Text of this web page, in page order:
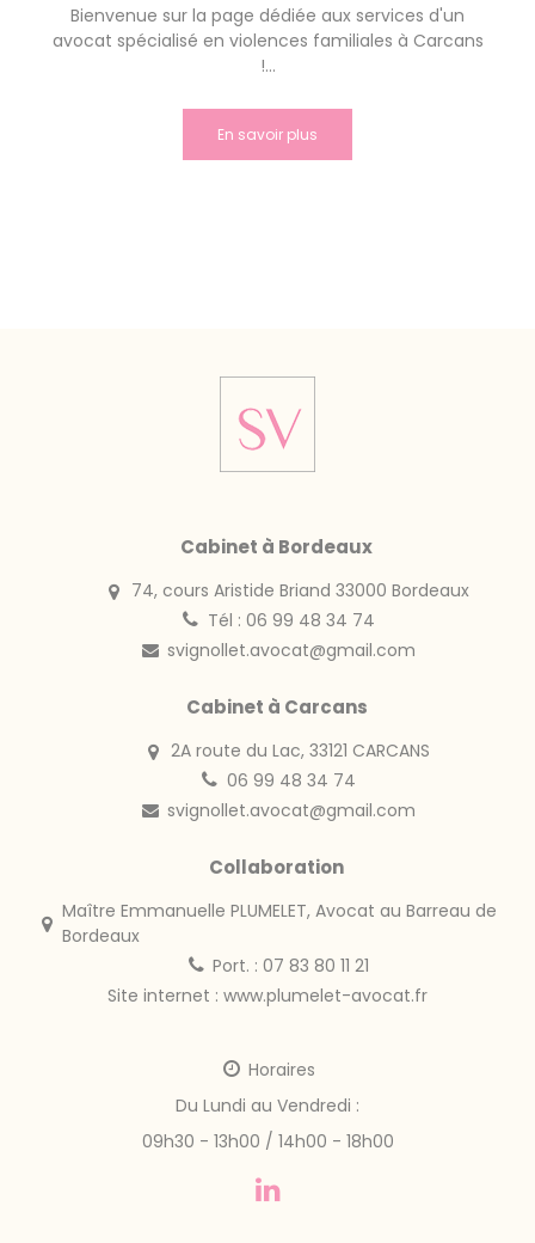
Bienvenue sur la page dédiée aux services d'un
avocat spécialisé en violences familiales à Carcans
!...
En savoir plus
Cabinet à Bordeaux
74, cours Aristide Briand 33000 Bordeaux
Tél : 06 99 48 34 74
svignollet.avocat@gmail.com
Cabinet à Carcans
2A route du Lac, 33121 CARCANS
06 99 48 34 74
svignollet.avocat@gmail.com
Collaboration
Maître Emmanuelle PLUMELET, Avocat au Barreau de
Bordeaux
Port. : 07 83 80 11 21
Site internet : www.plumelet-avocat.fr
Horaires
Du Lundi au Vendredi :
09h30 - 13h00 / 14h00 - 18h00